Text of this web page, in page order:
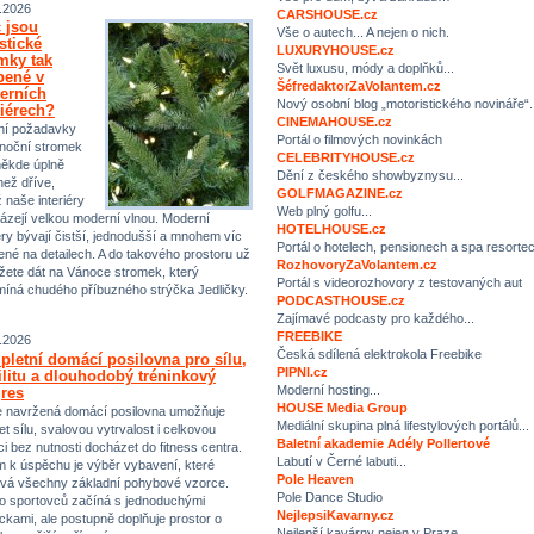
jsou
tak
v
požadavky
stromek
úplně
dříve,
naše interiéry
velkou moderní vlnou. Moderní
bývají čistší, jednodušší a mnohem víc
na detailech. A do takového prostoru už
dát na Vánoce stromek, který
chudého příbuzného strýčka Jedličky.
domácí posilovna pro sílu,
a dlouhodobý tréninkový
navržená domácí posilovna umožňuje
sílu, svalovou vytrvalost i celkovou
bez nutnosti docházet do fitness centra.
k úspěchu je výběr vybavení, které
všechny základní pohybové vzorce.
sportovců začíná s jednoduchými
ale postupně doplňuje prostor o
CARSHOUSE.cz
Vše o autech... A nejen o nich.
LUXURYHOUSE.cz
Svět luxusu, módy a doplňků...
ŠéfredaktorZaVolantem.cz
Nový osobní blog „motoristického novináře“.
CINEMAHOUSE.cz
Portál o filmových novinkách
CELEBRITYHOUSE.cz
Dění z českého showbyznysu...
GOLFMAGAZINE.cz
Web plný golfu...
HOTELHOUSE.cz
Portál o hotelech, pensionech a spa
RozhovoryZaVolantem.cz
Portál s videorozhovory z testovaných aut
PODCASTHOUSE.cz
Zajímavé podcasty pro každého...
FREEBIKE
Česká sdílená elektrokola Freebike
PIPNI.cz
Moderní hosting...
HOUSE Media Group
Mediální skupina plná lifestylových portálů...
Baletní akademie Adély Pollertové
Labutí v Černé labuti...
Pole Heaven
Pole Dance Studio
NejlepsiKavarny.cz